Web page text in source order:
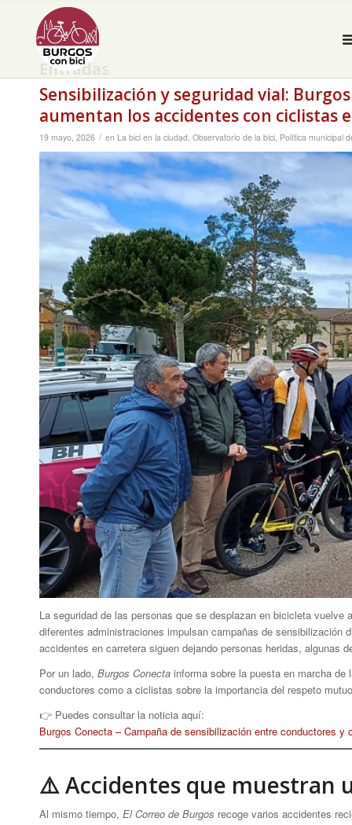
Entradas
Sensibilización y seguridad vial:
aumentan los accidentes con ciclistas
19 mayo, 2026 / en La bici en la ciudad, Observatorio de la bici, Política municipal
La seguridad de las personas que se desplazan en bicicleta
diferentes administraciones impulsan campañas de
accidentes en carretera siguen dejando personas heridas, algunas
Por un lado, Burgos Conecta informa sobre la puesta en marcha
conductores como a ciclistas sobre la importancia del respeto
👉 Puedes consultar la noticia aquí:
Burgos Conecta – Campaña de sensibilización entre conductores y
⚠️ Accidentes que muestran
Al mismo tiempo, El Correo de Burgos recoge varios accidentes